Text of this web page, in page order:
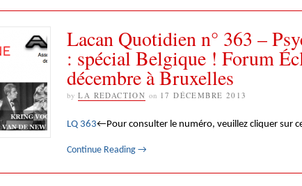
Lacan Quotidien n° 363 –
: spécial Belgique ! Forum
décembre à Bruxelles
by LA REDACTION on 17 DÉCEMBRE 2013
LQ 363←Pour consulter le numéro, veuillez cliquer sur
Continue Reading →